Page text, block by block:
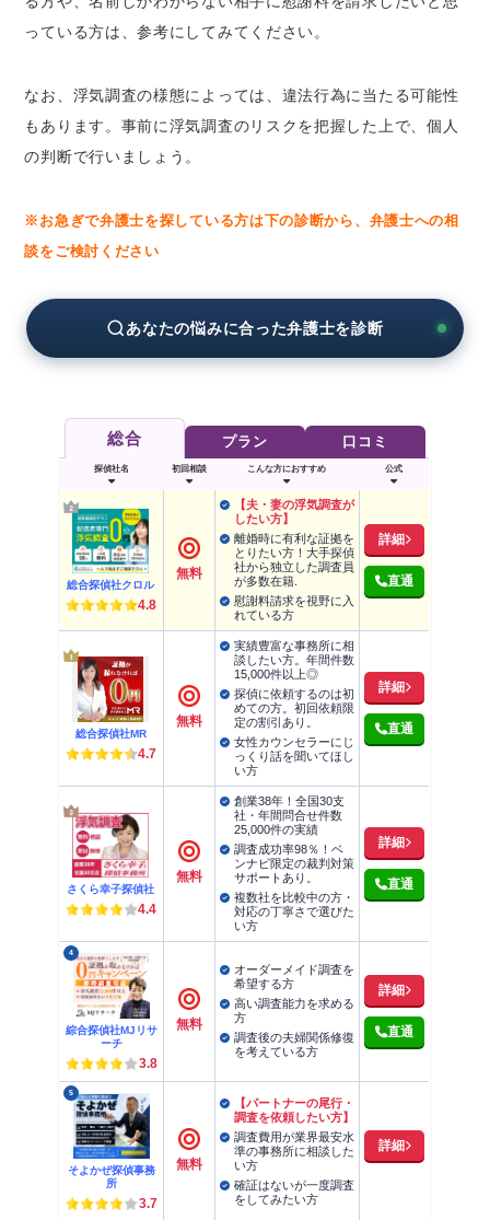
浮気相手を尾行する
夫 （妻）に聞く
自力で調査する場合の3つの危険性
浮気調査が夫（妻）にばれる
違法な浮気調査をしてしまう
自力以外の方法で浮気相手の情報を得るには？
探偵へ浮気調査を依頼する
浮気相手の住所・連絡先を特定できる「弁護士
会照会」制度
個人情報保護への違法性も問題なし
弁護士会照会制度の利用件数
弁護士会照会制度の利用でわかること
弁護士会照会制度の利用金額
弁護士会照会制度の利用手順
弁護士へ依頼する
弁護士が「照会申出書」を弁護士会へ提出す
る
申出書をもとに弁護士会で審査が行われる
照会先から回答が届く
弁護士会照会を利用する際の注意点
弁護士案件に不必要な情報は請求できない
審査に通らなければ情報を得られない
全ての情報が依頼主に開示されるとは限らな
い
情報取得に失敗しても費用がかかる
浮気相手の名前しかわからない場合は弁護士へ
依頼して調査してもらおう
っている方は、参考にしてみてください。
なお、浮気調査の様態によっては、違法行為に当たる可能性
もあります。事前に浮気調査のリスクを把握した上で、個人
の判断で行いましょう。
※お急ぎで弁護士を探している方は下の診断から、弁護士への相
談をご検討ください
あなたの悩みに合った弁護士を診断
総合 プラン 口コミ
探偵社名 初回相談 こんな方におすすめ 公式
総合探偵社クロル
4.8
無料
【夫・妻の浮気調査が
したい方】
離婚時に有利な証拠を
とりたい方！大手探偵
社から独立した調査員
が多数在籍.
慰謝料請求を視野に入
れている方
詳細
直通
総合探偵社MR
4.7
無料
実績豊富な事務所に相
談したい方。年間件数
15,000件以上◎
探偵に依頼するのは初
めての方。初回依頼限
定の割引あり。
女性カウンセラーにじ
っくり話を聞いてほし
い方
詳細
直通
さくら幸子探偵社
4.4
無料
創業38年！全国30支
社・年間問合せ件数
25,000件の実績
調査成功率98％！ベ
ンナビ限定の裁判対策
サポートあり。
複数社を比較中の方・
対応の丁寧さで選びた
い方
詳細
直通
4
綜合探偵社MJリサ
ーチ
3.8
無料
オーダーメイド調査を
希望する方
高い調査能力を求める
方
調査後の夫婦関係修復
を考えている方
詳細
直通
5
そよかぜ探偵事務
所
3.7
無料
【パートナーの尾行・
調査を依頼したい方】
調査費用が業界最安水
準の事務所に相談した
い方
確証はないが一度調査
をしてみたい方
詳細